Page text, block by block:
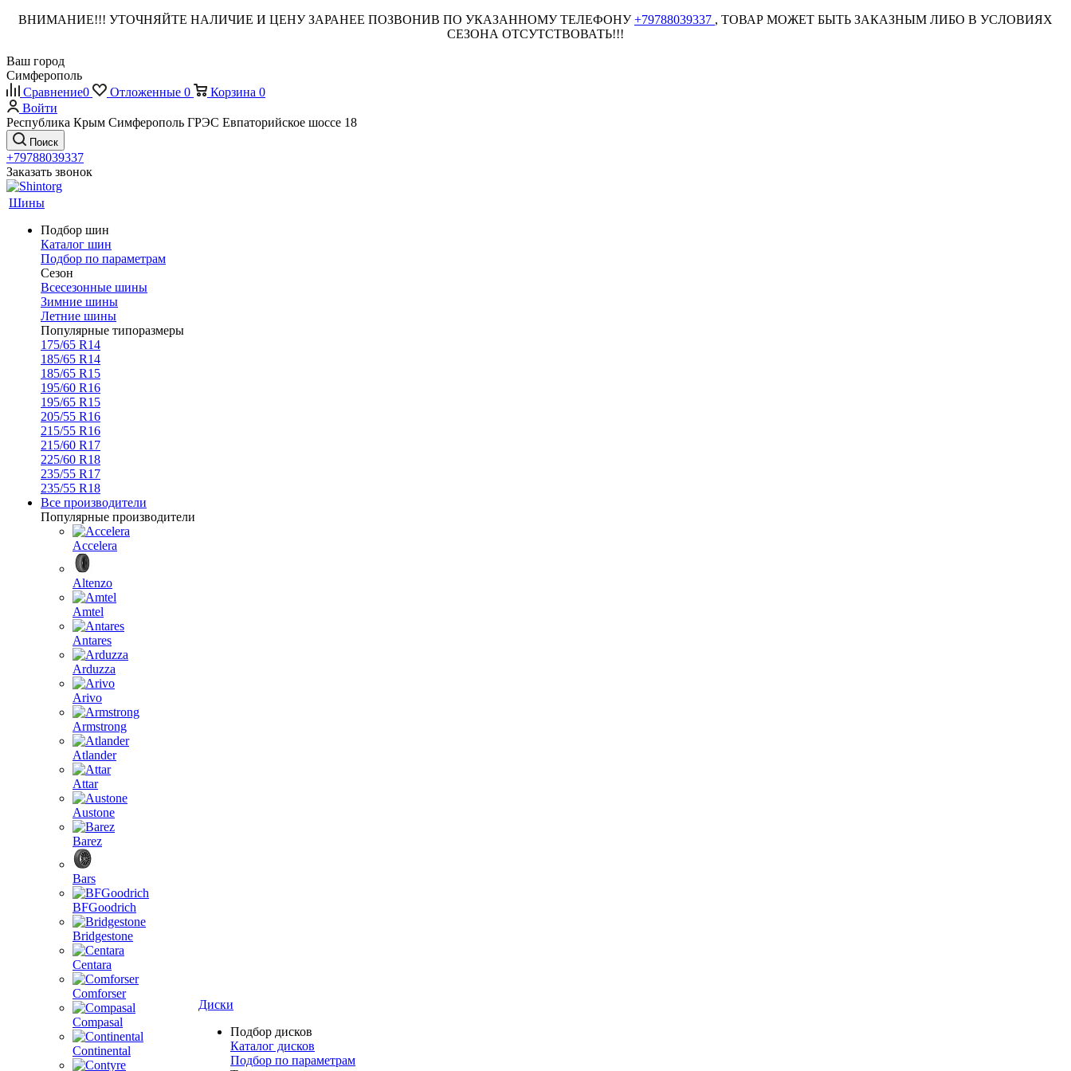
ВНИМАНИЕ!!! УТОЧНЯЙТЕ НАЛИЧИЕ И ЦЕНУ ЗАРАНЕЕ ПОЗВОНИВ ПО УКАЗАННОМУ ТЕЛЕФОНУ+79788039337 , ТОВАР МОЖЕТ БЫТЬ ЗАКАЗНЫМ ЛИБО В УСЛОВИЯХ
СЕЗОНА ОТСУТСТВОВАТЬ!!!
Ваш город
Симферополь
Сравнение0 Отложенные 0 Корзина 0
Войти
Республика Крым Симферополь ГРЭС Евпаторийское шоссе 18
Поиск
+79788039337
Заказать звонок
Шины
Подбор шин
Каталог шин
Подбор по параметрам
Сезон
Всесезонные шины
Зимние шины
Летние шины
Популярные типоразмеры
175/65 R14
185/65 R14
185/65 R15
195/60 R16
195/65 R15
205/55 R16
215/55 R16
215/60 R17
225/60 R18
235/55 R17
235/55 R18
Все производители
Популярные производители
Accelera
Altenzo
Amtel
Antares
Arduzza
Arivo
Armstrong
Atlander
Attar
Austone
Barez
Bars
BFGoodrich
Bridgestone
Centara
Comforser
Compasal
Continental
Диски
Подбор дисков
Каталог дисков
Подбор по параметрам